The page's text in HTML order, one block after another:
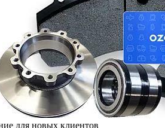
для новых клиентов